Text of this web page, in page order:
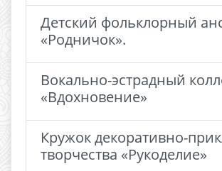
Детский фольклорный
«Родничок».
Вокально-эстрадный
«Вдохновение»
Кружок декоративно-
творчества «Рукоделие»